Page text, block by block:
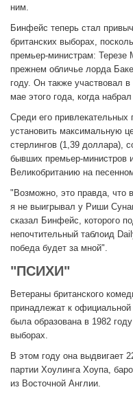
ним.
Бинфейс теперь стал
британских выборах,
премьер-министрам: Терезе
прежнем обличье лорда
году. Он также участвовал
мае этого года, когда
Среди его
установить максимальную
стерлингов (1,39 доллара),
бывших премьер-министров
Великобританию на
"Возможно, это правда, что
я не выигрывал у Риши
сказал Бинфейс, которого
непочтительный таблоид
победа будет за мной".
"ПСИХИ"
Ветераны британского
принадлежат к
была образована в 1982
выборах.
В этом году она выдвигает
партии Хоулинга Хоупа,
из Восточной Англии.